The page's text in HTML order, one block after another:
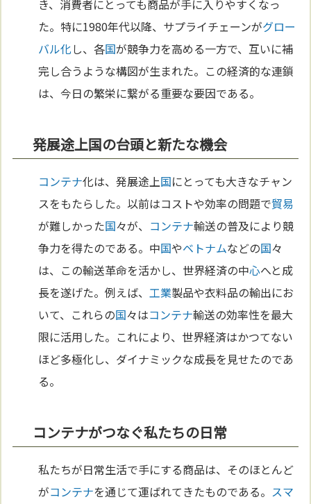
き、消費者にとっても商品が手に入りやすくなっ
た。特に1980年代以降、サプライチェーンがグロー
バル化し、各国が競争力を高める一方で、互いに補
完し合うような構図が生まれた。この経済的な連鎖
は、今日の繁栄に繋がる重要な要因である。
発展途上国の台頭と新たな機会
コンテナ化は、発展途上国にとっても大きなチャン
スをもたらした。以前はコストや効率の問題で貿易
が難しかった国々が、 コンテナ輸送の普及により競
争力を得たのである。中国やベトナムなどの国々
は、この輸送革命を活かし、世界経済の中心へと成
長を遂げた。例えば、 工業製品や衣料品の輸出にお
いて、これらの国々はコンテナ輸送の効率性を最大
限に活用した。これにより、世界経済はかつてない
ほど多極化し、ダイナミックな成長を見せたのであ
る。
コンテナがつなぐ私たちの日常
私たちが日常生活で手にする商品は、そのほとんど
がコンテナを通じて運ばれてきたものである。 スマ